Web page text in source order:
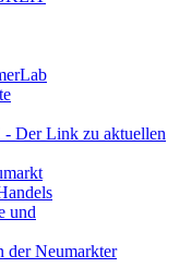
Der Link zu aktuellen
und
der Neumarkter